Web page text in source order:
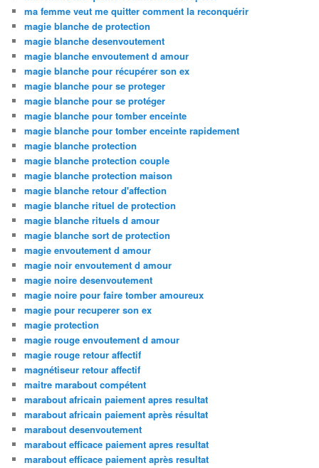
ma femme veut me quitter comment la reconquérir
magie blanche de protection
magie blanche desenvoutement
magie blanche envoutement d amour
magie blanche pour récupérer son ex
magie blanche pour se proteger
magie blanche pour se protéger
magie blanche pour tomber enceinte
magie blanche pour tomber enceinte rapidement
magie blanche protection
magie blanche protection couple
magie blanche protection maison
magie blanche retour d'affection
magie blanche rituel de protection
magie blanche rituels d amour
magie blanche sort de protection
magie envoutement d amour
magie noir envoutement d amour
magie noire desenvoutement
magie noire pour faire tomber amoureux
magie pour recuperer son ex
magie protection
magie rouge envoutement d amour
magie rouge retour affectif
magnétiseur retour affectif
maitre marabout compétent
marabout africain paiement apres resultat
marabout africain paiement après résultat
marabout desenvoutement
marabout efficace paiement apres resultat
marabout efficace paiement après resultat